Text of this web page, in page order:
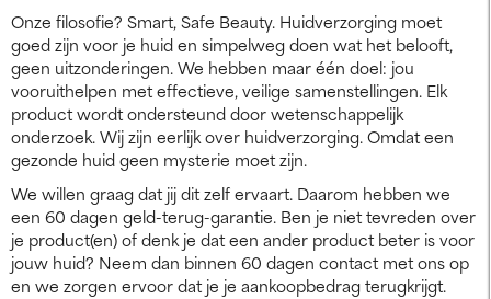
Onze filosofie? Smart, Safe Beauty. Huidverzorging moet
goed zijn voor je huid en simpelweg doen wat het belooft,
geen uitzonderingen. We hebben maar één doel: jou
vooruithelpen met effectieve, veilige samenstellingen. Elk
product wordt ondersteund door wetenschappelijk
onderzoek. Wij zijn eerlijk over huidverzorging. Omdat een
gezonde huid geen mysterie moet zijn.
We willen graag dat jij dit zelf ervaart. Daarom hebben we
een 60 dagen geld-terug-garantie. Ben je niet tevreden over
je product(en) of denk je dat een ander product beter is voor
jouw huid? Neem dan binnen 60 dagen contact met ons op
en we zorgen ervoor dat je je aankoopbedrag terugkrijgt.